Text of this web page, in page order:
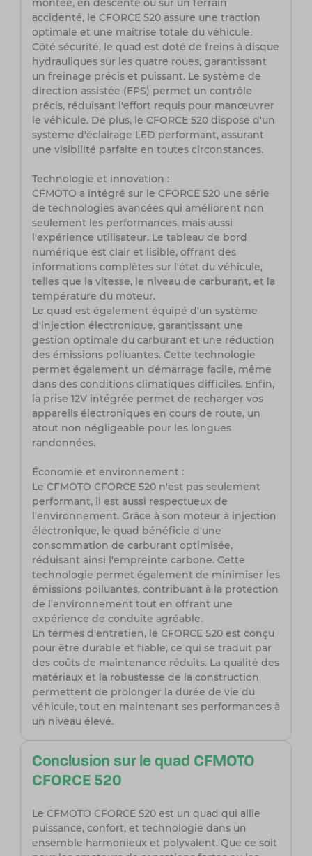
montée, en descente ou sur un terrain
accidenté, le CFORCE 520 assure une traction
optimale et une maîtrise totale du véhicule.
Côté sécurité, le quad est doté de freins à disque
hydrauliques sur les quatre roues, garantissant
un freinage précis et puissant. Le système de
direction assistée (EPS) permet un contrôle
précis, réduisant l'effort requis pour manœuvrer
le véhicule. De plus, le CFORCE 520 dispose d'un
système d'éclairage LED performant, assurant
une visibilité parfaite en toutes circonstances.
Technologie et innovation :
CFMOTO a intégré sur le CFORCE 520 une série
de technologies avancées qui améliorent non
seulement les performances, mais aussi
l'expérience utilisateur. Le tableau de bord
numérique est clair et lisible, offrant des
informations complètes sur l'état du véhicule,
telles que la vitesse, le niveau de carburant, et la
température du moteur.
Le quad est également équipé d'un système
d'injection électronique, garantissant une
gestion optimale du carburant et une réduction
des émissions polluantes. Cette technologie
permet également un démarrage facile, même
dans des conditions climatiques difficiles. Enfin,
la prise 12V intégrée permet de recharger vos
appareils électroniques en cours de route, un
atout non négligeable pour les longues
randonnées.
Économie et environnement :
Le CFMOTO CFORCE 520 n'est pas seulement
performant, il est aussi respectueux de
l'environnement. Grâce à son moteur à injection
électronique, le quad bénéficie d'une
consommation de carburant optimisée,
réduisant ainsi l'empreinte carbone. Cette
technologie permet également de minimiser les
émissions polluantes, contribuant à la protection
de l'environnement tout en offrant une
expérience de conduite agréable.
En termes d'entretien, le CFORCE 520 est conçu
pour être durable et fiable, ce qui se traduit par
des coûts de maintenance réduits. La qualité des
matériaux et la robustesse de la construction
permettent de prolonger la durée de vie du
véhicule, tout en maintenant ses performances à
un niveau élevé.
Conclusion sur le quad CFMOTO
CFORCE 520
Le CFMOTO CFORCE 520 est un quad qui allie
puissance, confort, et technologie dans un
ensemble harmonieux et polyvalent. Que ce soit